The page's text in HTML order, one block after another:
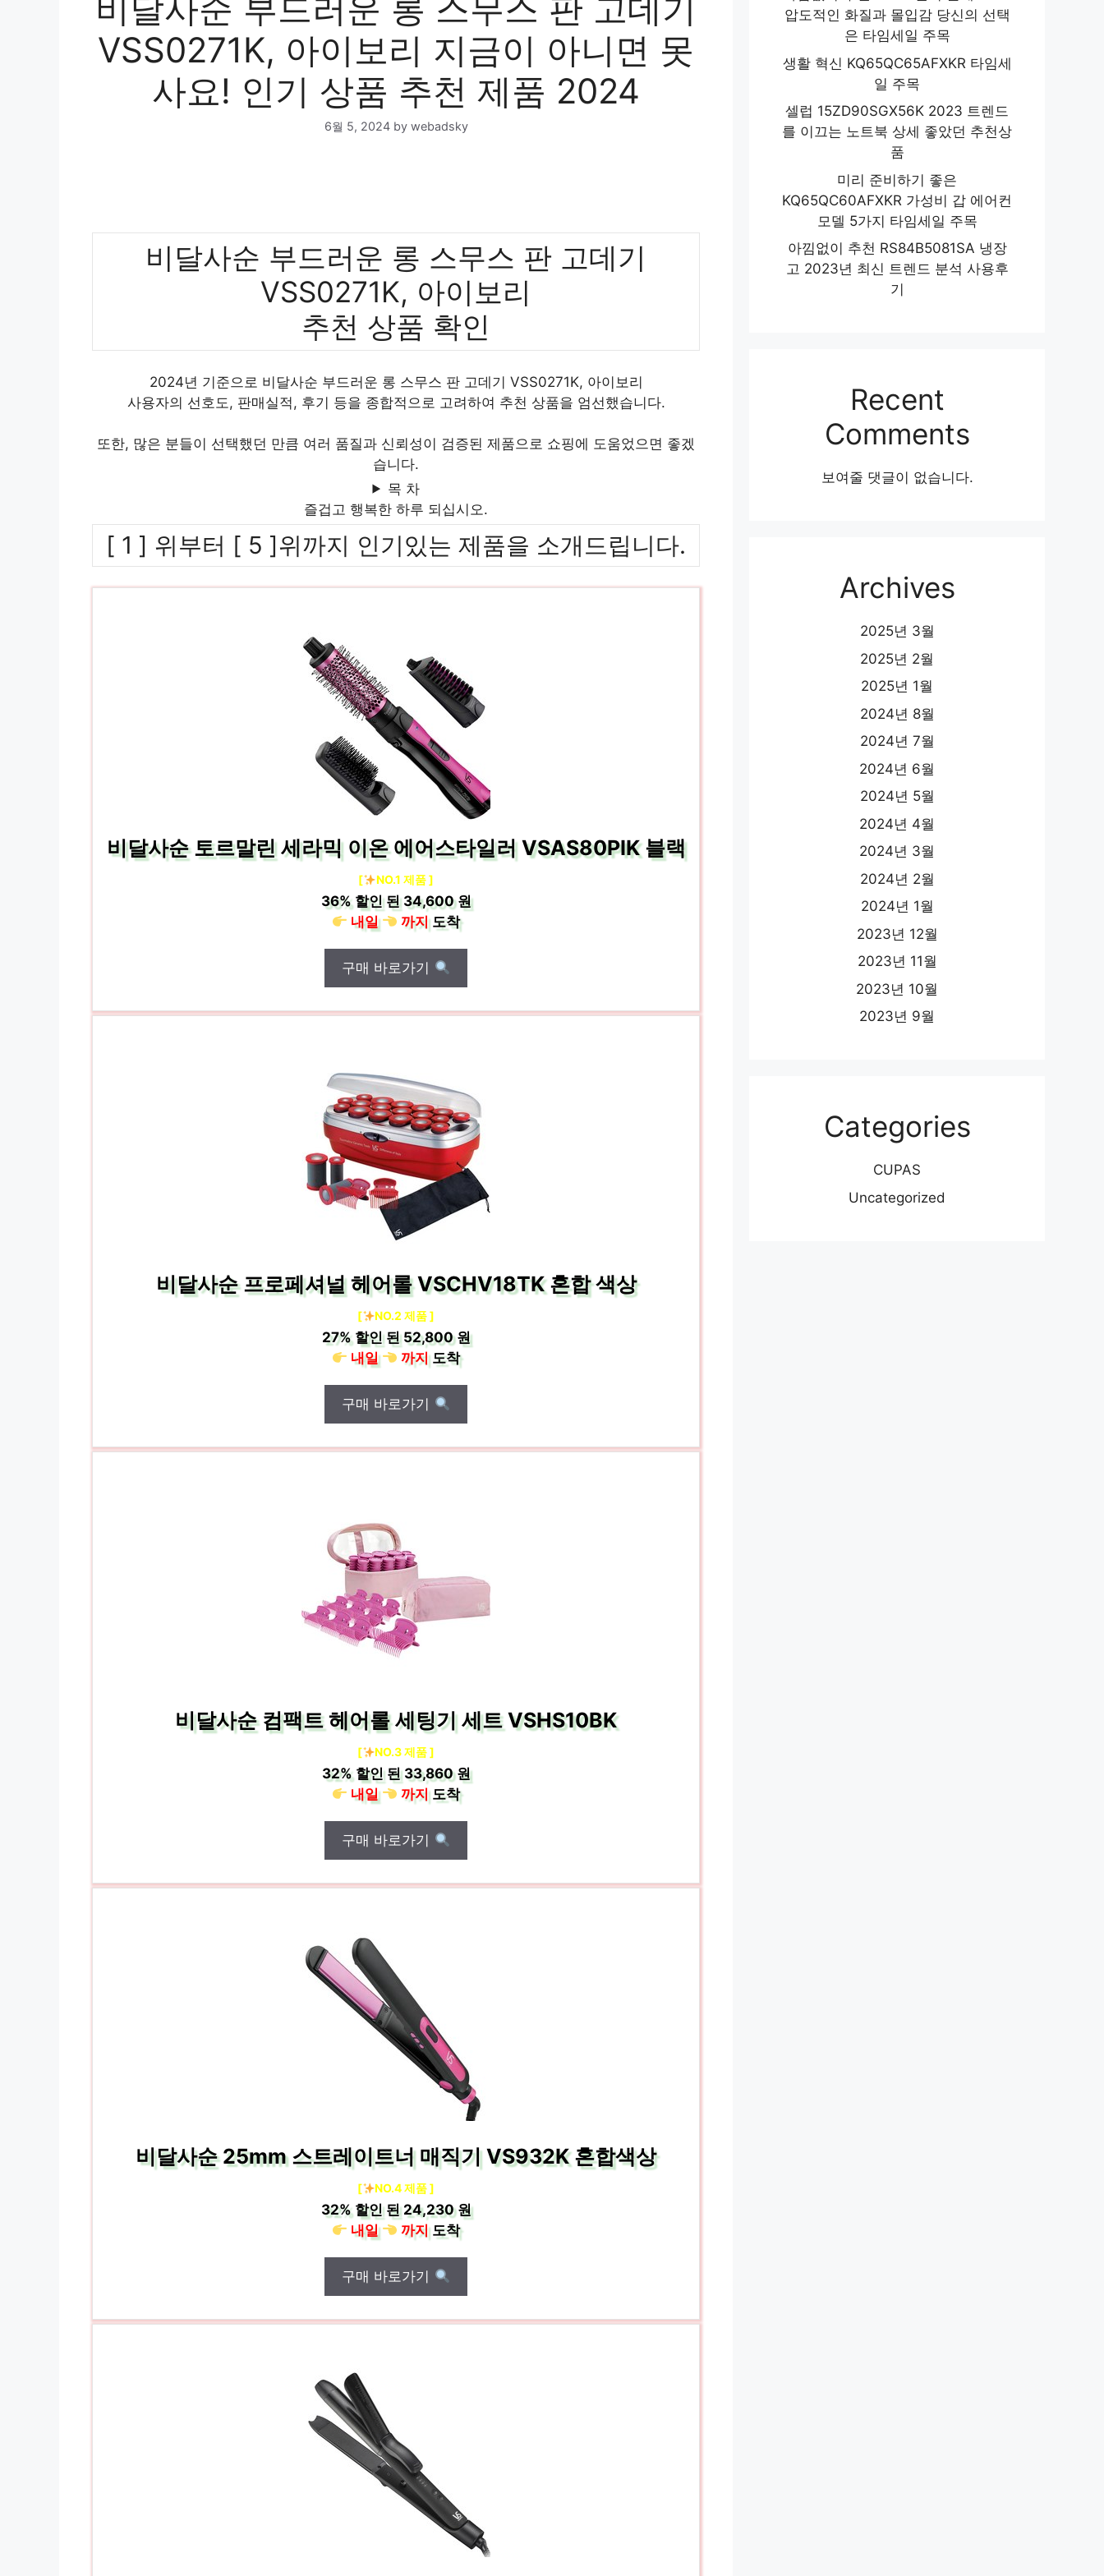
비달사순 부드러운 롱 스무스 판 고데기
VSS0271K, 아이보리 지금이 아니면 못
사요! 인기 상품 추천 제품 2024
6월 5, 2024 by webadsky
비달사순 부드러운 롱 스무스 판 고데기
VSS0271K, 아이보리
추천 상품 확인
2024년 기준으로 비달사순 부드러운 롱 스무스 판 고데기 VSS0271K, 아이보리
사용자의 선호도, 판매실적, 후기 등을 종합적으로 고려하여 추천 상품을 엄선했습니다.
또한, 많은 분들이 선택했던 만큼 여러 품질과 신뢰성이 검증된 제품으로 쇼핑에 도움었으면 좋겠
습니다.
목 차
즐겁고 행복한 하루 되십시오.
[ 1 ] 위부터 [ 5 ]위까지 인기있는 제품을 소개드립니다.
비달사순 토르말린 세라믹 이온 에어스타일러 VSAS80PIK 블랙
[ NO.1 제품 ]
36%할인 된34,600 원
내일
까지도착
구매 바로가기
비달사순 프로페셔널 헤어롤 VSCHV18TK 혼합 색상
[ NO.2 제품 ]
27%할인 된52,800 원
내일
까지도착
구매 바로가기
비달사순 컴팩트 헤어롤 세팅기 세트 VSHS10BK
[ NO.3 제품 ]
32%할인 된33,860 원
내일
까지도착
구매 바로가기
비달사순 25mm 스트레이트너 매직기 VS932K 혼합색상
[ NO.4 제품 ]
32%할인 된24,230 원
내일
까지도착
구매 바로가기
압도적인 화질과 몰입감 당신의 선택
은 타임세일 주목
생활 혁신 KQ65QC65AFXKR 타임세
일 주목
셀럽 15ZD90SGX56K 2023 트렌드
를 이끄는 노트북 상세 좋았던 추천상
품
미리 준비하기 좋은
KQ65QC60AFXKR 가성비 갑 에어컨
모델 5가지 타임세일 주목
아낌없이 추천 RS84B5081SA 냉장
고 2023년 최신 트렌드 분석 사용후
기
Recent
Comments
보여줄 댓글이 없습니다.
Archives
2025년 3월
2025년 2월
2025년 1월
2024년 8월
2024년 7월
2024년 6월
2024년 5월
2024년 4월
2024년 3월
2024년 2월
2024년 1월
2023년 12월
2023년 11월
2023년 10월
2023년 9월
Categories
CUPAS
Uncategorized